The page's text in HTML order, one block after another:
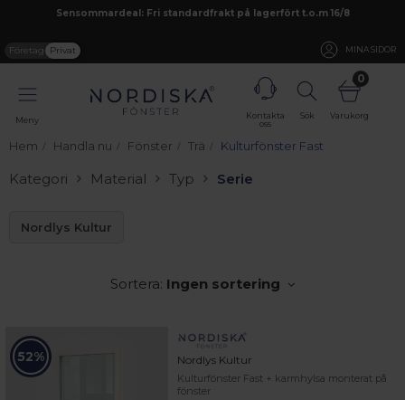
Sensommardeal: Fri standardfrakt på lagerfört t.o.m 16/8
Företag Privat MINA SIDOR
Meny
Kontakta
oss
Sök
0
Varukorg
Hem Handla nu Fönster Trä Kulturfönster Fast
Kategori Material Typ Serie
Nordlys Kultur
Sortera: Ingen sortering
52% Nordlys Kultur
Kulturfönster Fast + karmhylsa monterat på
fönster